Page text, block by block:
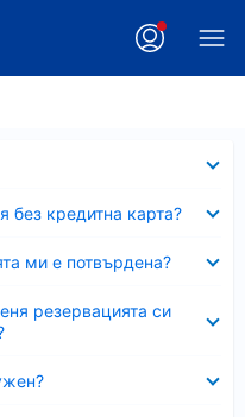
без кредитна карта?
ми е потвърдена?
резервацията си